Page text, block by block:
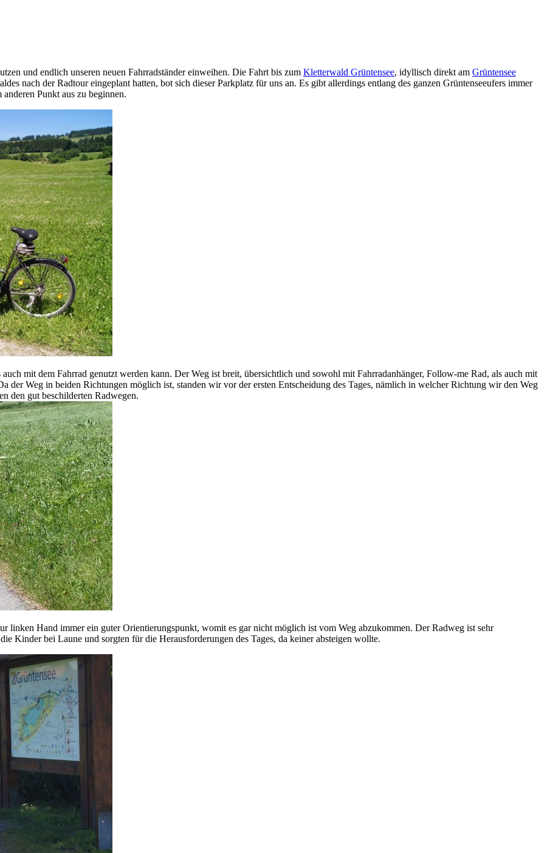
und endlich unseren neuen Fahrradständer einweihen. Die Fahrt bis zum Kletterwald Grüntensee, idyllisch direkt am Grüntensee
nach der Radtour eingeplant hatten, bot sich dieser Parkplatz für uns an. Es gibt allerdings entlang des ganzen Grüntenseeufers immer
Punkt aus zu beginnen.
mit dem Fahrrad genutzt werden kann. Der Weg ist breit, übersichtlich und sowohl mit Fahrradanhänger, Follow-me Rad, als auch mit
der Weg in beiden Richtungen möglich ist, standen wir vor der ersten Entscheidung des Tages, nämlich in welcher Richtung wir den Weg
den gut beschilderten Radwegen.
linken Hand immer ein guter Orientierungspunkt, womit es gar nicht möglich ist vom Weg abzukommen. Der Radweg ist sehr
Kinder bei Laune und sorgten für die Herausforderungen des Tages, da keiner absteigen wollte.